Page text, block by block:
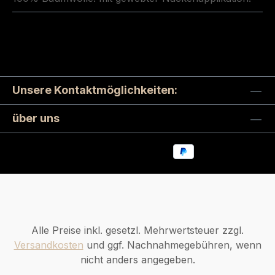
Unsere Kontaktmöglichkeiten:
über uns
Alle Preise inkl. gesetzl. Mehrwertsteuer zzgl.
Versandkosten und ggf. Nachnahmegebühren, wenn
nicht anders angegeben.